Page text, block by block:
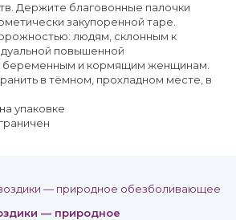
Держите благовонные палочки
закупоренной таре.
людям, склонным к
повышенной
беременным и кормящим женщинам.
в тёмном, прохладном месте, в
упаковке
— природное